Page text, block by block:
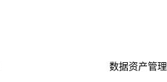
数据资产管理